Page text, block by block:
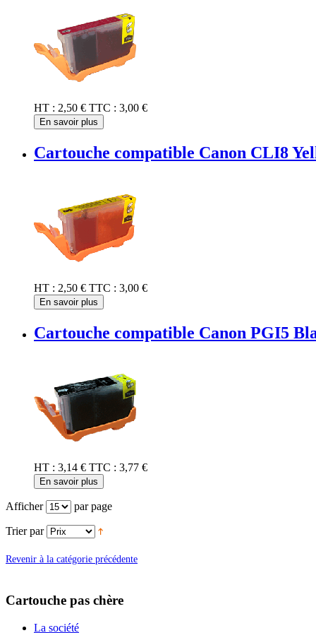
HT : 2,50 € TTC : 3,00 €
En savoir plus
Cartouche compatible Canon CLI8
HT : 2,50 € TTC : 3,00 €
En savoir plus
Cartouche compatible Canon PGI5
HT : 3,14 € TTC : 3,77 €
En savoir plus
Afficher par page
Trier par
Revenir à la catégorie précédente
Cartouche pas chère
La société